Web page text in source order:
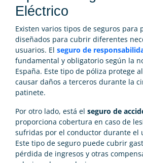
Eléctrico
Existen varios tipos de seguros para
diseñados para cubrir diferentes
usuarios. El seguro de
fundamental y obligatorio según la
España. Este tipo de póliza protege
causar daños a terceros durante la
patinete.
Por otro lado, está el seguro de
proporciona cobertura en caso de
sufridas por el conductor durante el
Este tipo de seguro puede cubrir
pérdida de ingresos y otras